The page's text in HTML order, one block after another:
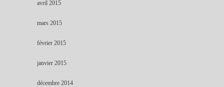
avril 2015
mars 2015
février 2015
janvier 2015
décembre 2014